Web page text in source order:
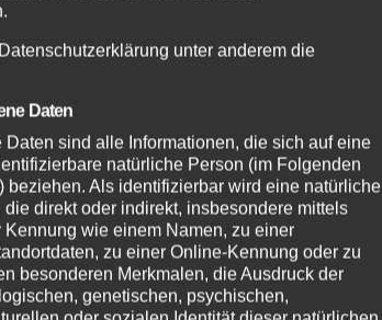
unter anderem die
Daten
Daten sind alle Informationen, die sich auf eine
natürliche Person (im Folgenden
beziehen. Als identifizierbar wird eine natürliche
die direkt oder indirekt, insbesondere mittels
wie einem Namen, zu einer
zu einer Online-Kennung oder zu
besonderen Merkmalen, die Ausdruck der
genetischen, psychischen,